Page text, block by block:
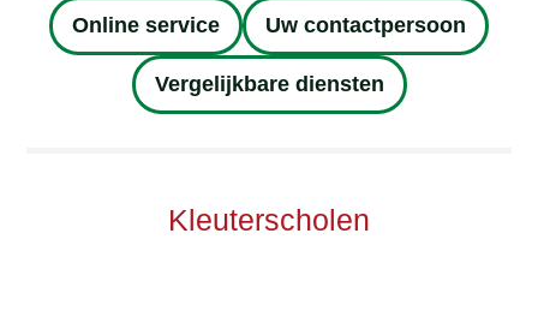
Online service Uw contactpersoon
Vergelijkbare diensten
Kleuterscholen